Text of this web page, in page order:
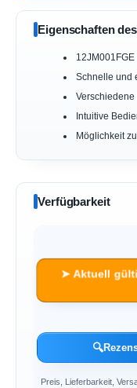
Eigenschaften
12JM001FGE
Schnelle und
Verschiedene
Intuitive
Möglichkeit
Verfügbarkeit
➤ Aktuell
🔍
Preis, Lieferbarkeit,